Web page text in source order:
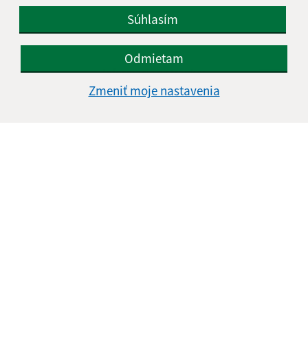
Súhlasím
Odmietam
Zmeniť moje nastavenia
Informácie o stránke:
Vyhlásenie o prístupnosti